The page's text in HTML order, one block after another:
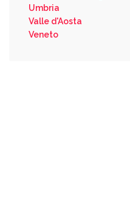
Umbria
Valle d'Aosta
Veneto